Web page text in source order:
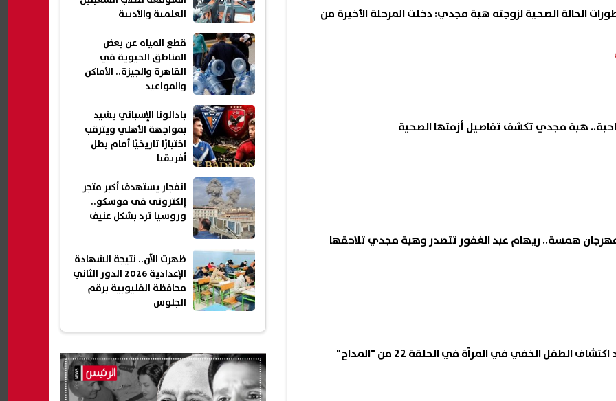
الحالة الصحية لزوجته هبة مجدي: دخلت المرحلة الأخيرة من
هبة مجدي تكشف تفاصيل أزمتها الصحية
همسة.. ريهام عبد الغفور تتصدر وهبة مجدي تلاحقها
الطفل الخفي في المرآة في الحلقة 22 من "المداح"
العلمية والأدبية
قطع المياه عن بعض
المناطق الحيوية في
القاهرة والجيزة.. الأماكن
والمواعيد
بادالونا الإسباني يشيد
بمواجهة الأهلي ويترقب
اختبارًا تاريخيًا أمام بطل
أفريقيا
انفجار يستهدف أكبر متجر
إلكترونى فى موسكو..
وروسيا ترد بشكل عنيف
ظهرت الآن.. نتيجة الشهادة
الإعدادية 2026 الدور الثاني
محافظة القليوبية برقم
الجلوس